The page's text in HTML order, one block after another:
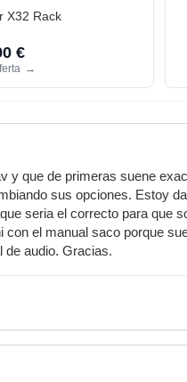
X32 Rack
€
→
y que de primeras suene
sus opciones. Estoy
seria el correcto para que
el manual saco porque
de audio. Gracias.